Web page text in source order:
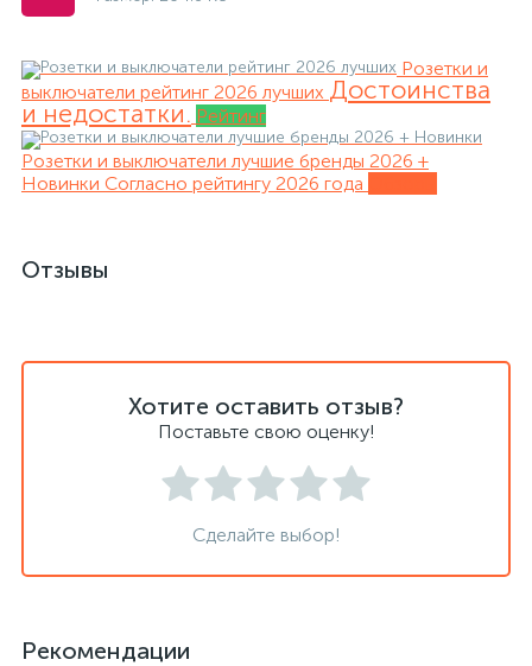
Розетки и
выключатели рейтинг 2026 лучших Достоинства
и недостатки. Рейтинг
Розетки и выключатели лучшие бренды 2026 +
Новинки Согласно рейтингу 2026 года
Отзывы
Хотите оставить отзыв?
Поставьте свою оценку!
Сделайте выбор!
Рекомендации